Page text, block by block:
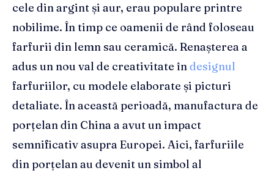
cele din argint și aur, erau populare printre
nobilime. În timp ce oamenii de rând foloseau
farfurii din lemn sau ceramică. Renașterea a
adus un nou val de creativitate îndesignul
farfuriilor, cu modele elaborate și picturi
detaliate. În această perioadă, manufactura de
porțelan din China a avut un impact
semnificativ asupra Europei. Aici, farfuriile
din porțelan au devenit un simbol al